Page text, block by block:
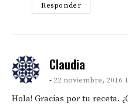
Responder
Claudia
22 noviembre, 2016
Hola! Gracias por tu receta.